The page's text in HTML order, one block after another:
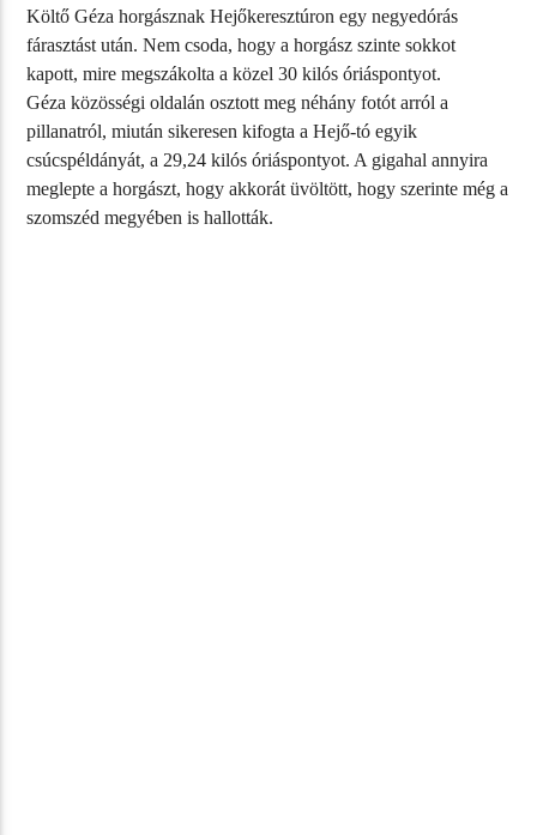
Költő Géza horgásznak Hejőkeresztúron egy negyedórás
fárasztást után. Nem csoda, hogy a horgász szinte sokkot
kapott, mire megszákolta a közel 30 kilós óriáspontyot.
Géza közösségi oldalán osztott meg néhány fotót arról a
pillanatról, miután sikeresen kifogta a Hejő-tó egyik
csúcspéldányát, a 29,24 kilós óriáspontyot. A gigahal annyira
meglepte a horgászt, hogy akkorát üvöltött, hogy szerinte még a
szomszéd megyében is hallották.